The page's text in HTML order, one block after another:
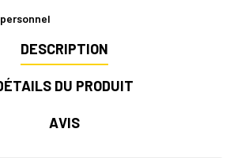
DESCRIPTION
DU PRODUIT
AVIS